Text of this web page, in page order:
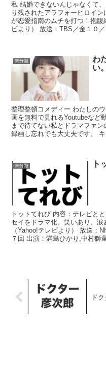
私 結婚できないんじゃなくて
り残されたアラフォーヒロイ
が恋愛指南のムチを打つ！抱
ビより） 放送：TBS／金１０
未分類
わ
い。
整理整頓コメディー わたしの
画を無料で見れるYoutubeなど
まで待てない私とドラマファン
録画し忘れでも大丈夫です。 キ
未分類 ト
トットてれび 内容：テレビと
セイをドラマ化。笑いあり、涙
（Yahoo!テレビより） 放送：
７回 出演：満島ひかり,中村獅童
ド